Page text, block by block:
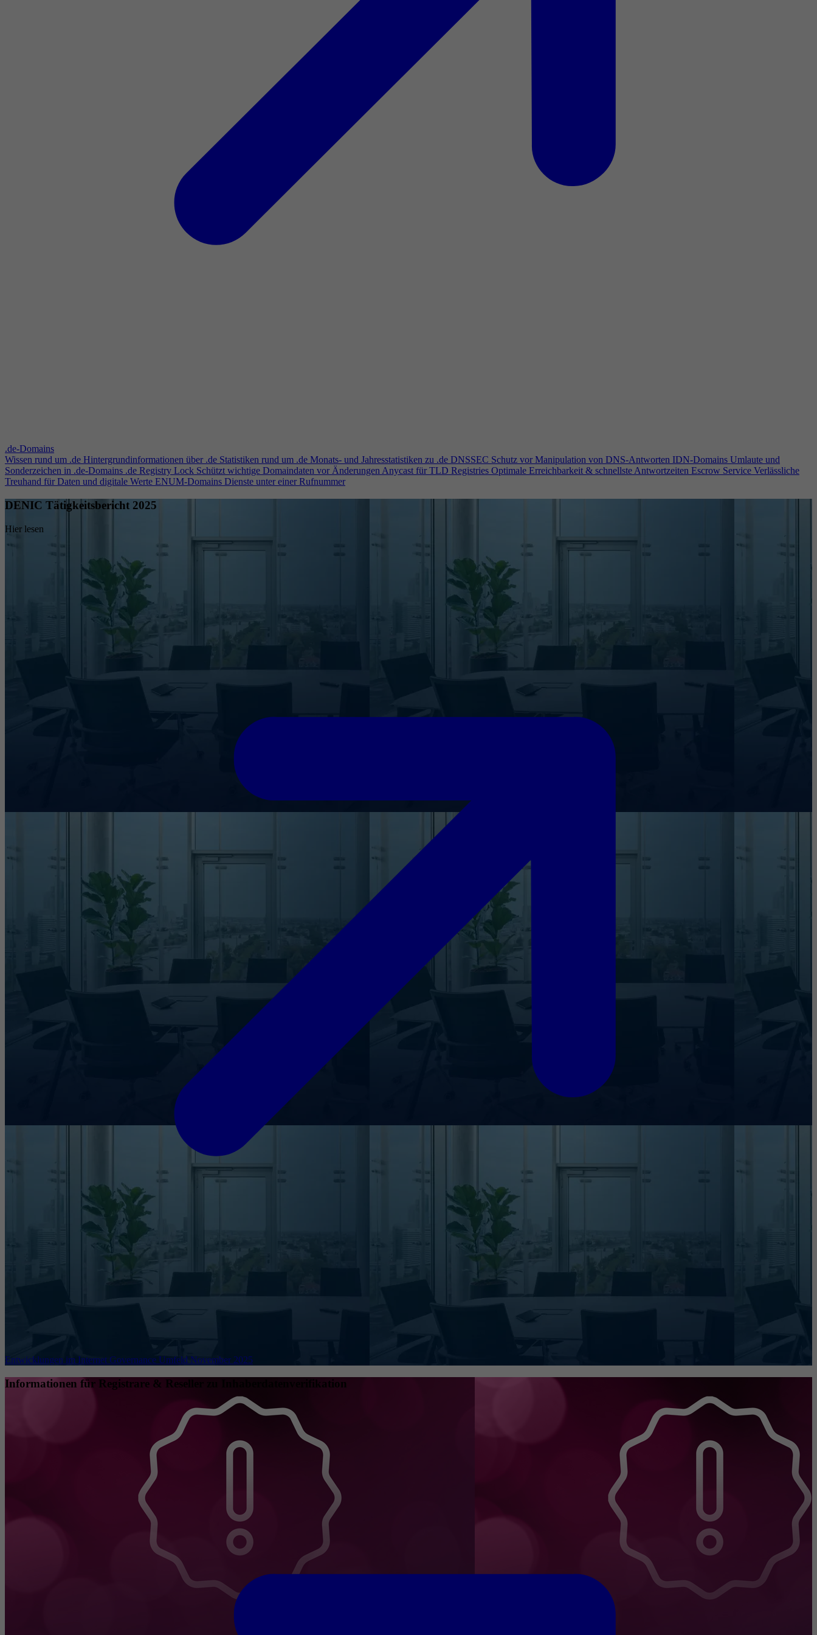
.de-Domains
Wissen rund um .de Hintergrundinformationen über .de Statistiken rund um .de Monats- und Jahresstatistiken zu .de DNSSEC Schutz vor Manipulation von DNS-Antworten IDN-Domains Umlaute und
Sonderzeichen in .de-Domains .de Registry Lock Schützt wichtige Domaindaten vor ÄnderungenAnycast für TLD Registries Optimale Erreichbarkeit & schnellste Antwortzeiten Escrow Service Verlässliche
Treuhand für Daten und digitale Werte ENUM-Domains Dienste unter einer Rufnummer
DENIC Tätigkeitsbericht 2025
Hier lesen
Entwicklungen im Internet Governance Umfeld November 2025
Informationen für Registrare & Reseller zu Inhaberdatenverifikation